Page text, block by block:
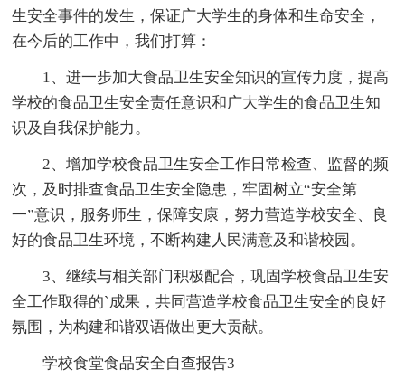
生安全事件的发生，保证广大学生的身体和生命安全，
在今后的工作中，我们打算：
1、进一步加大食品卫生安全知识的宣传力度，提高
学校的食品卫生安全责任意识和广大学生的食品卫生知
识及自我保护能力。
2、增加学校食品卫生安全工作日常检查、监督的频
次，及时排查食品卫生安全隐患，牢固树立“安全第
一”意识，服务师生，保障安康，努力营造学校安全、良
好的食品卫生环境，不断构建人民满意及和谐校园。
3、继续与相关部门积极配合，巩固学校食品卫生安
全工作取得的`成果，共同营造学校食品卫生安全的良好
氛围，为构建和谐双语做出更大贡献。
学校食堂食品安全自查报告3